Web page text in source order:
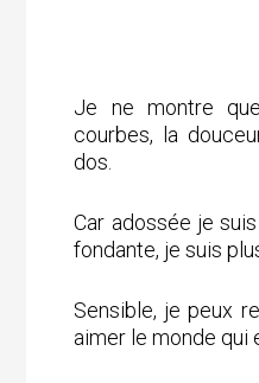
Je ne montre
courbes, la
dos.
Car adossée je
fondante, je suis
Sensible, je peux
aimer le monde qui